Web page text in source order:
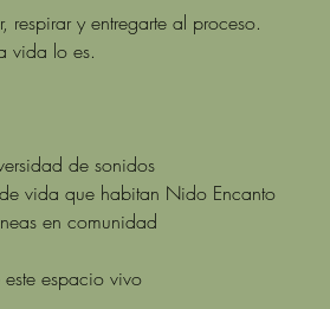
y entregarte al proceso.
vida lo es.
de sonidos
vida que habitan Nido Encanto
en comunidad
espacio vivo